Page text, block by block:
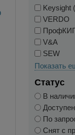
Keysight
VERDO
V&A
SEW
Показать
Статус
В
По
Снят с